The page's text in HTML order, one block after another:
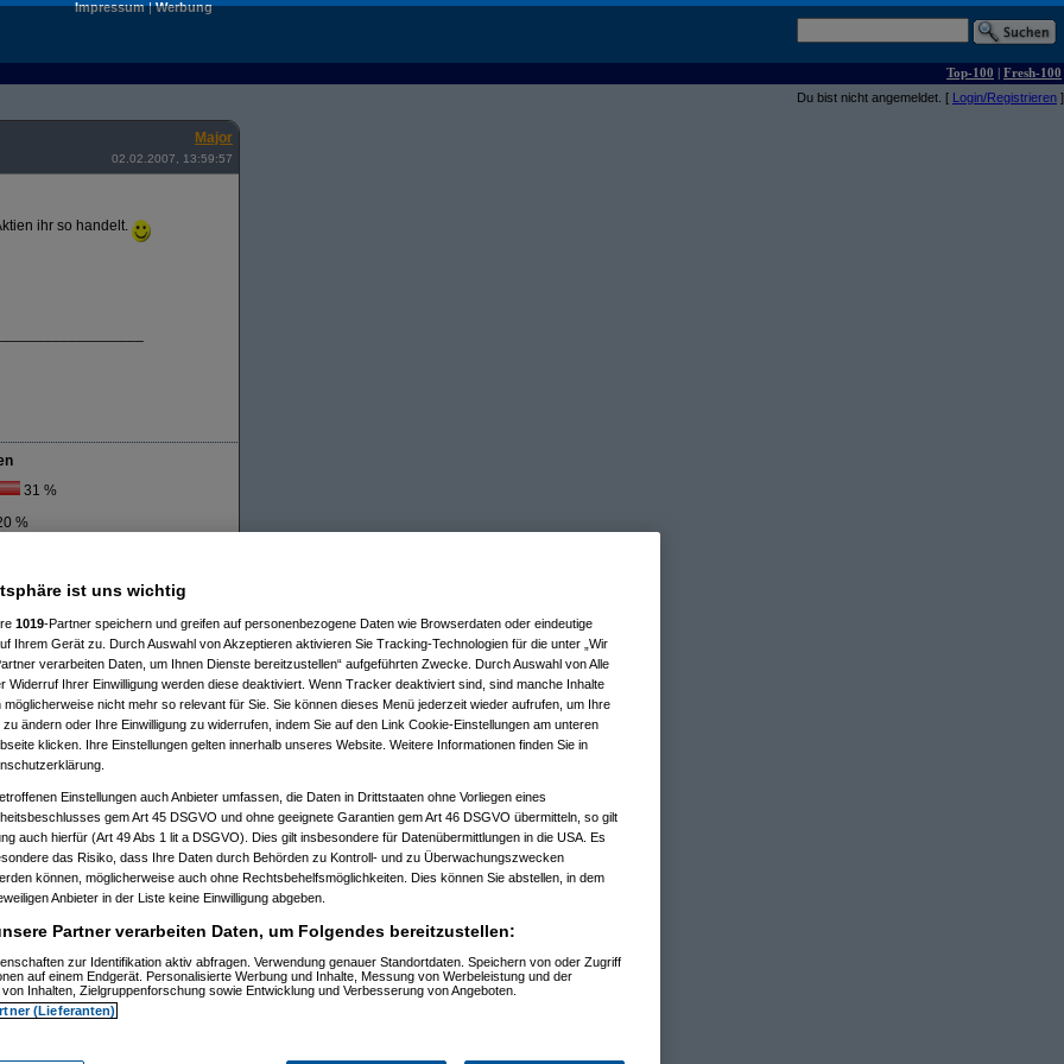
Impressum|Werbung
Top-100 | Fresh-100
Du bist nicht angemeldet. [ Login/Registrieren ]
Major
02.02.2007, 13:59:57
ihr so handelt.
31 %
%
ist uns wichtig
1019-Partner speichern und greifen auf personenbezogene Daten wie Browserdaten oder eindeutige
Ihrem Gerät zu. Durch Auswahl von Akzeptieren aktivieren Sie Tracking-Technologien für die unter „Wir
verarbeiten Daten, um Ihnen Dienste bereitzustellen“ aufgeführten Zwecke. Durch Auswahl von Alle
Widerruf Ihrer Einwilligung werden diese deaktiviert. Wenn Tracker deaktiviert sind, sind manche Inhalte
möglicherweise nicht mehr so relevant für Sie. Sie können dieses Menü jederzeit wieder aufrufen, um Ihre
zu ändern oder Ihre Einwilligung zu widerrufen, indem Sie auf den Link Cookie-Einstellungen am unteren
klicken. Ihre Einstellungen gelten innerhalb unseres Website. Weitere Informationen finden Sie in
Einstellungen auch Anbieter umfassen, die Daten in Drittstaaten ohne Vorliegen eines
gem Art 45 DSGVO und ohne geeignete Garantien gem Art 46 DSGVO übermitteln, so gilt
auch hierfür (Art 49 Abs 1 lit a DSGVO). Dies gilt insbesondere für Datenübermittlungen in die USA. Es
das Risiko, dass Ihre Daten durch Behörden zu Kontroll- und zu Überwachungszwecken
können, möglicherweise auch ohne Rechtsbehelfsmöglichkeiten. Dies können Sie abstellen, in dem
Anbieter in der Liste keine Einwilligung abgeben.
Partner verarbeiten Daten, um Folgendes bereitzustellen:
zur Identifikation aktiv abfragen. Verwendung genauer Standortdaten. Speichern von oder Zugriff
auf einem Endgerät. Personalisierte Werbung und Inhalte, Messung von Werbeleistung und der
Inhalten, Zielgruppenforschung sowie Entwicklung und Verbesserung von Angeboten.
(Lieferanten)